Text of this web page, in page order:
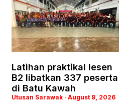
Latihan praktikal lesen
B2 libatkan 337 peserta
di Batu Kawah
Utusan Sarawak August 8, 2026